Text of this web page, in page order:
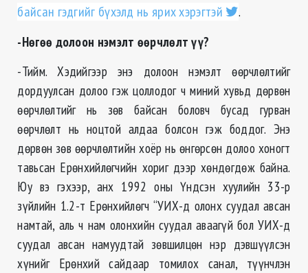
байсан гэдгийг бүхэлд нь ярих хэрэгтэй
.
-Нөгөө долоон нэмэлт өөрчлөлт үү?
-Тийм. Хэдийгээр энэ долоон нэмэлт өөрчлөлтийг
дордуулсан долоо гэж цоллодог ч миний хувьд дөрвөн
өөрчлөлтийг нь зөв байсан боловч бусад гурван
өөрчлөлт нь ноцтой алдаа болсон гэж боддог. Энэ
дөрвөн зөв өөрчлөлтийн хоёр нь өнгөрсөн долоо хоногт
тавьсан Ерөнхийлөгчийн хориг дээр хөндөгдөж байна.
Юу вэ гэхээр, анх 1992 оны Үндсэн хуулийн 33-р
зүйлийн 1.2-т Ерөнхийлөгч “УИХ-д олонх суудал авсан
намтай, аль ч нам олонхийн суудал аваагүй бол УИХ-д
суудал авсан намуудтай зөвшилцөн нэр дэвшүүлсэн
хүнийг Ерөнхий сайдаар томилох санал, түүнчлэн